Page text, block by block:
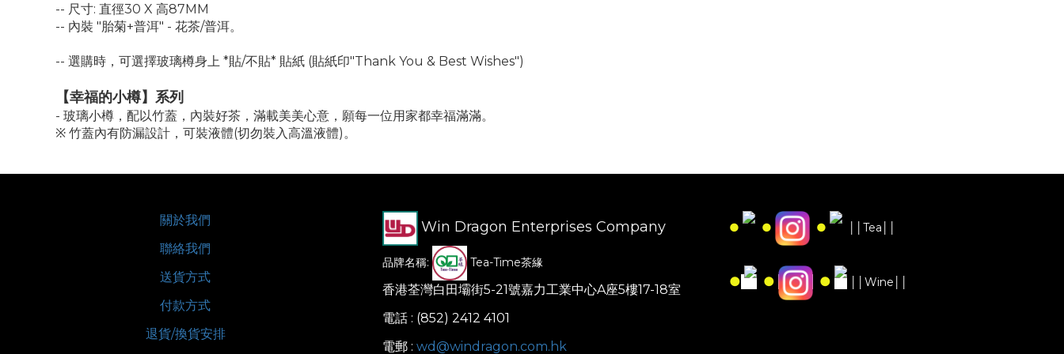
-- 尺寸: 直徑30 X 高87MM
-- 內裝 "胎菊+普洱" - 花茶/普洱。
-- 選購時，可選擇玻璃樽身上 *貼/不貼* 貼紙 (貼紙印"Thank You & Best Wishes")
【幸福的小樽】系列
- 玻璃小樽，配以竹蓋，內裝好茶，滿載美美心意，願每一位用家都幸福滿滿。
※ 竹蓋內有防漏設計，可裝液體(切勿裝入高溫液體)。
關於我們
聯絡我們
送貨方式
付款方式
退貨/換貨安排
Win Dragon Enterprises Company
品牌名稱: Tea-Time茶緣
香港荃灣白田壩街5-21號嘉力工業中心A座5樓17-18室
電話 : (852) 2412 4101
電郵 : wd@windragon.com.hk
● ● ● ││Tea││
● ● ● ││Wine││